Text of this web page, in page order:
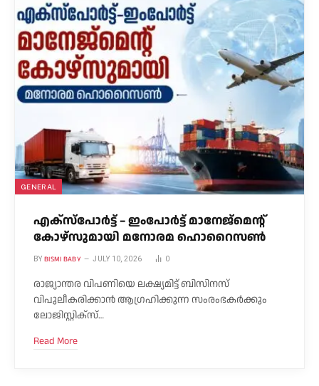
GENERAL
എക്സ്പോർട്ട് – ഇംപോർട്ട് മാനേജ്മെന്റ്
കോഴ്സുമായി മനോരമ ഹൊറൈസൺ
BY BISMI BABY JULY 10, 2026 0
രാജ്യാന്തര വിപണിയെ ലക്ഷ്യമിട്ട് ബിസിനസ്
വിപുലീകരിക്കാൻ ആഗ്രഹിക്കുന്ന സംരംഭകർക്കും
ലോജിസ്റ്റിക്സ്…
Read More